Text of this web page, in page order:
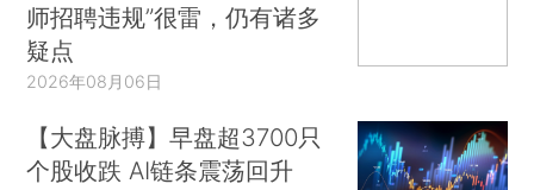
师招聘违规”很雷，仍有诸多
疑点
2026年08月06日
【大盘脉搏】早盘超3700只
个股收跌 AI链条震荡回升